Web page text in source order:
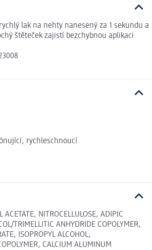
lak na nehty nanesený za 1 sekundu a
štěteček zajistí bezchybnou aplikaci
rychleschnoucí
ACETATE, NITROCELLULOSE, ADIPIC
TRIMELLITIC ANHYDRIDE COPOLYMER,
ISOPROPYL ALCOHOL,
CALCIUM ALUMINUM